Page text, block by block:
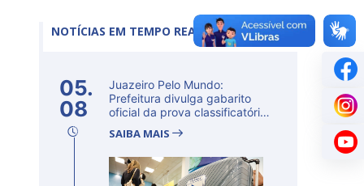
NOTÍCIAS EM TEMPO REAL
05.
08
Juazeiro Pelo Mundo:
Prefeitura divulga gabarito
oficial da prova classificatória
SAIBA MAIS